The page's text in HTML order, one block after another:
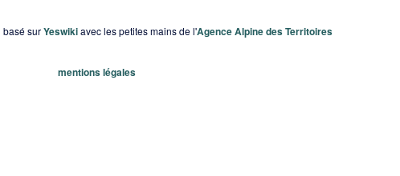
basé surYeswikiavec les petites mains de l'Agence Alpine des Territoires
mentions légales